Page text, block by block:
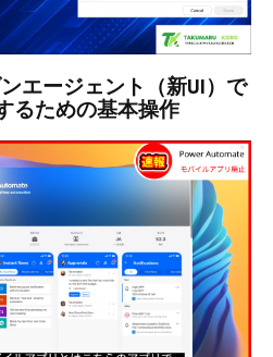
エージェント（新UI）で
るための基本操作